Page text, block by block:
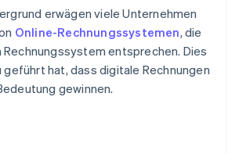
erwägen viele Unternehmen
Online-Rechnungssystemen, die
Rechnungssystem entsprechen. Dies
hat, dass digitale Rechnungen
gewinnen.